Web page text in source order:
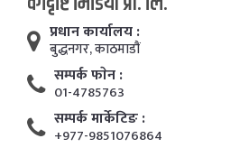
प्रधान कार्यालय :
बुद्धनगर, काठमाडाैं
सम्पर्क फाेन :
01-4785763
सम्पर्क मार्केटिङ :
+977-9851076864